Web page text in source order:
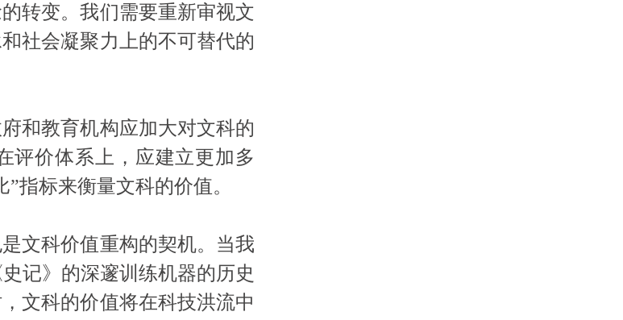
转变。我们需要重新审视文
社会凝聚力上的不可替代的
和教育机构应加大对文科的
评价体系上，应建立更加多
指标来衡量文科的价值。
文科价值重构的契机。当我
记》的深邃训练机器的历史
文科的价值将在科技洪流中